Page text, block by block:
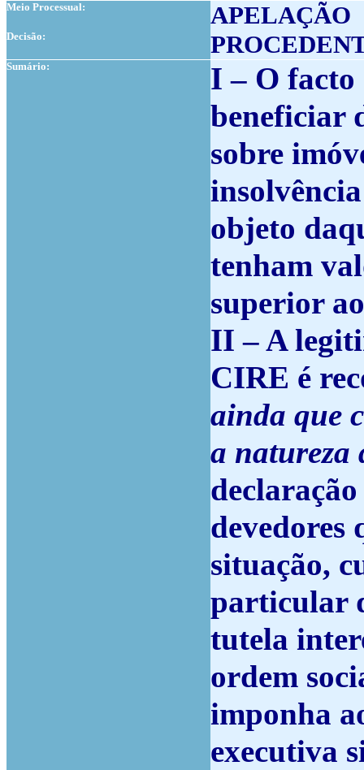
Meio Processual: APELAÇÃO
Decisão:
Sumário:
I – O facto
beneficiar
sobre
objeto
tenham
superior
II – A
CIRE é
ainda que
a natureza
devedores
situação,
particular
tutela
ordem
imponha
executiva